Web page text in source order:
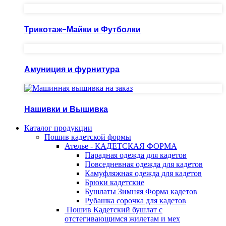
Трикотаж-Майки и Футболки
Амуниция и фурнитура
Нашивки и Вышивка
Каталог продукции
Пошив кадетской формы
Ателье - КАДЕТСКАЯ ФОРМА
Парадная одежда для кадетов
Повседневная одежда для кадетов
Камуфляжная одежда для кадетов
Брюки кадетские
Бушлаты Зимняя Форма кадетов
Рубашка сорочка для кадетов
Пошив Кадетский бушлат с
отстегивающимся жилетам и мех